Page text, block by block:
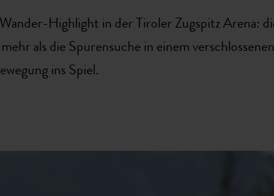
Highlight in der Tiroler Zugspitz Arena:
als die Spurensuche in einem verschlossenen
ins Spiel.